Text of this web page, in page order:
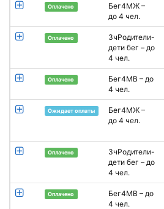
Оплачено
Бег4МЖ –
до 4 чел.
Оплачено
3чРодители-
дети бег – до
4 чел.
Оплачено
Бег4МВ – до
4 чел.
Ожидает оплаты
Бег4МЖ –
до 4 чел.
Оплачено
3чРодители-
дети бег – до
4 чел.
Оплачено
Бег4МВ – до
4 чел.